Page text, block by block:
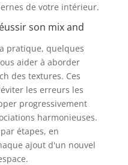
de votre intérieur.
son mix and
pratique, quelques
aider à aborder
des textures. Ces
les erreurs les
progressivement
harmonieuses.
étapes, en
ajout d'un nouvel